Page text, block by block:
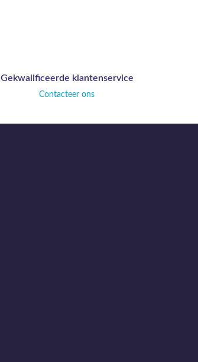
Gekwalificeerde klantenservice
Contacteer ons